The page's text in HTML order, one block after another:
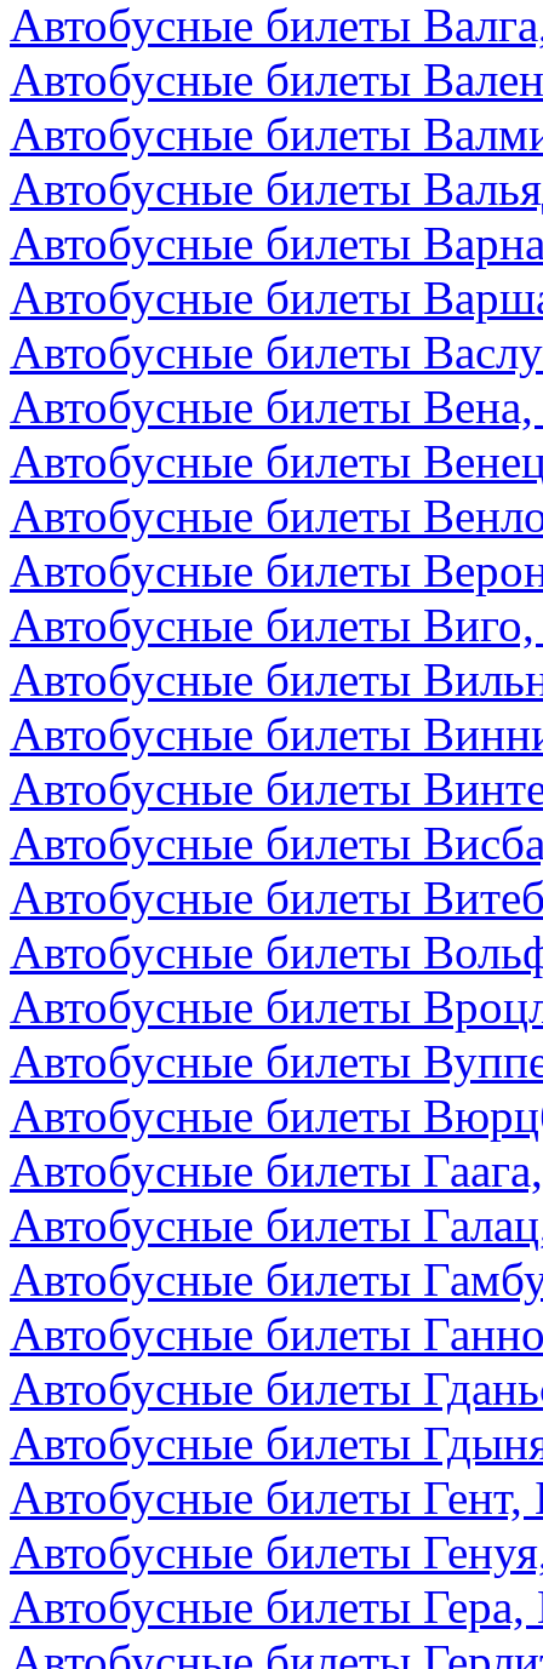
Автобусные билеты
Автобусные билеты
Автобусные билеты
Автобусные билеты
Автобусные билеты
Автобусные билеты
Автобусные билеты
Автобусные билеты
Автобусные билеты
Автобусные билеты
Автобусные билеты
Автобусные билеты
Автобусные билеты
Автобусные билеты
Автобусные билеты
Автобусные билеты
Автобусные билеты
Автобусные билеты
Автобусные билеты
Автобусные билеты
Автобусные билеты
Автобусные билеты
Автобусные билеты
Автобусные билеты
Автобусные билеты
Автобусные билеты
Автобусные билеты
Автобусные билеты Гент,
Автобусные билеты
Автобусные билеты Гера,